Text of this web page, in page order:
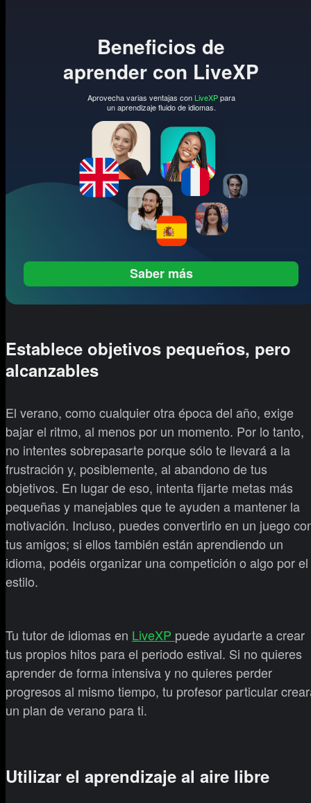
Beneficios de
aprender con LiveXP
Aprovecha varias ventajas conLiveXPpara
un aprendizaje fluido de idiomas.
Saber más
Establece objetivos pequeños, pero
alcanzables
El verano, como cualquier otra época del año, exige
bajar el ritmo, al menos por un momento. Por lo tanto,
no intentes sobrepasarte porque sólo te llevará a la
frustración y, posiblemente, al abandono de tus
objetivos. En lugar de eso, intenta fijarte metas más
pequeñas y manejables que te ayuden a mantener la
motivación. Incluso, puedes convertirlo en un juego
tus amigos; si ellos también están aprendiendo un
idioma, podéis organizar una competición o algo por el
estilo.
Tu tutor de idiomas en LiveXP puede ayudarte a crear
tus propios hitos para el periodo estival. Si no quieres
aprender de forma intensiva y no quieres perder
progresos al mismo tiempo, tu profesor particular
un plan de verano para ti.
Utilizar el aprendizaje al aire libre